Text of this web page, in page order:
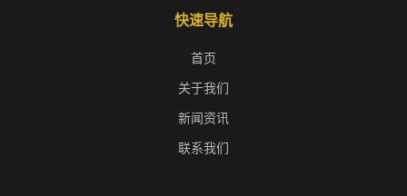
快速导航
首页
关于我们
新闻资讯
联系我们